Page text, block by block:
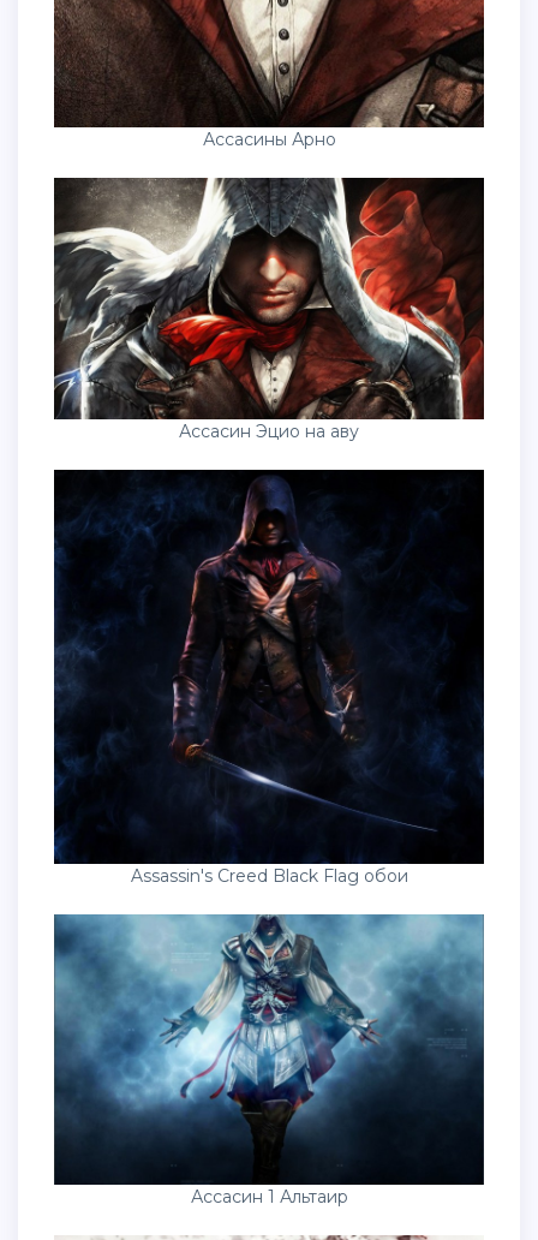
Ассасины Арно
Ассасин Эцио на аву
Assassin's Creed Black Flag обои
Ассасин 1 Альтаир